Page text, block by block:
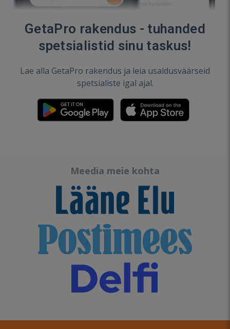
GetaPro rakendus - tuhanded
spetsialistid sinu taskus!
Lae alla GetaPro rakendus ja leia usaldusväärseid
spetsialiste igal ajal.
Meedia meie kohta